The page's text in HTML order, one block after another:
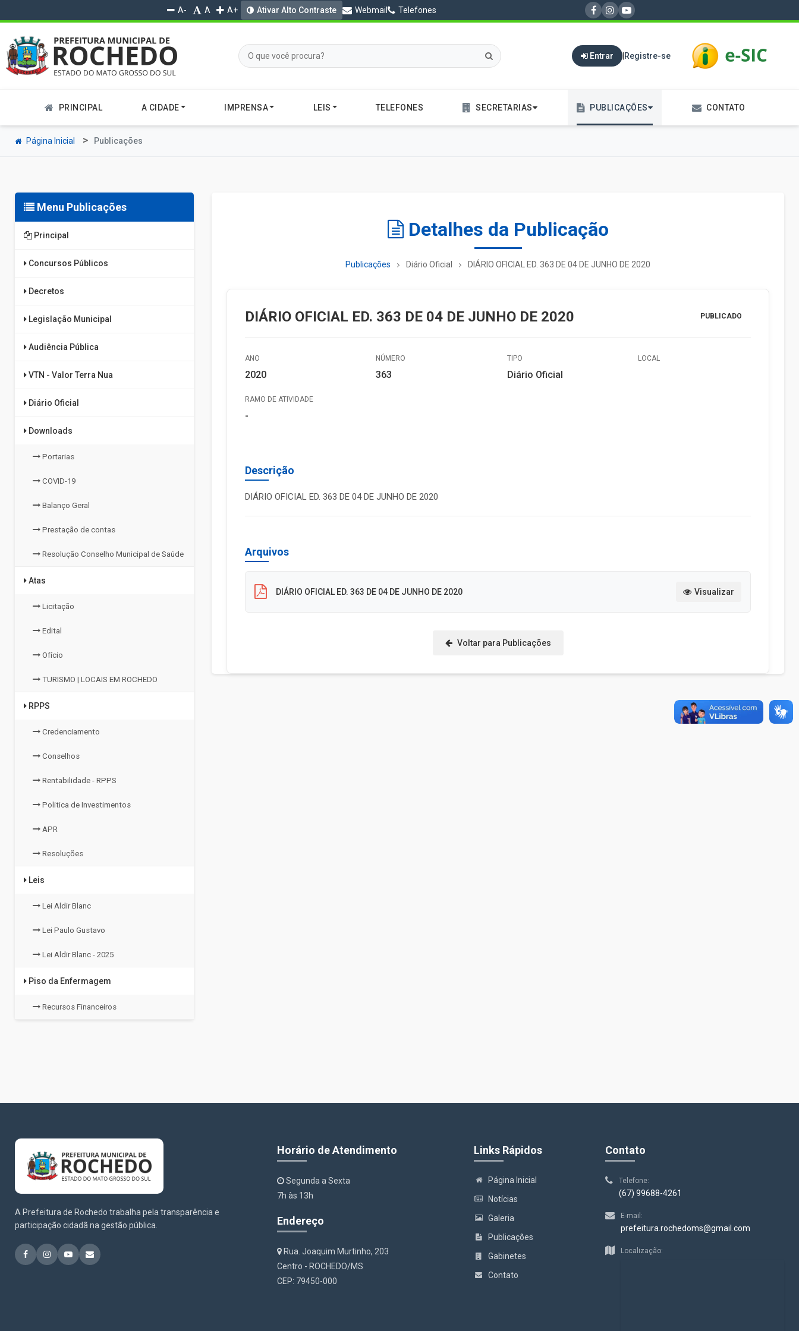
A- A A+ Ativar Alto Contraste Webmail Telefones
Entrar | Registre-se
PRINCIPAL A CIDADE IMPRENSA LEIS TELEFONES SECRETARIAS PUBLICAÇÕES CONTATO
Página Inicial Publicações
Menu Publicações
Principal
Concursos Públicos
Decretos
Legislação Municipal
Audiência Pública
VTN - Valor Terra Nua
Diário Oficial
Downloads
Portarias
COVID-19
Balanço Geral
Prestação de contas
Resolução Conselho Municipal de Saúde
Atas
Licitação
Edital
Ofício
TURISMO | LOCAIS EM ROCHEDO
RPPS
Credenciamento
Conselhos
Rentabilidade - RPPS
Politica de Investimentos
APR
Resoluções
Leis
Lei Aldir Blanc
Lei Paulo Gustavo
Lei Aldir Blanc - 2025
Piso da Enfermagem
Recursos Financeiros
Detalhes da Publicação
Publicações Diário Oficial DIÁRIO OFICIAL ED. 363 DE 04 DE JUNHO DE 2020
DIÁRIO OFICIAL ED. 363 DE 04 DE JUNHO DE 2020 PUBLICADO
ANO
2020
NÚMERO
363
TIPO
Diário Oficial
LOCAL
RAMO DE ATIVIDADE
-
Descrição
DIÁRIO OFICIAL ED. 363 DE 04 DE JUNHO DE 2020
Arquivos
DIÁRIO OFICIAL ED. 363 DE 04 DE JUNHO DE 2020 Visualizar
Voltar para Publicações
A Prefeitura de Rochedo trabalha pela transparência e
participação cidadã na gestão pública.
Horário de Atendimento
Segunda a Sexta
7h às 13h
Endereço
Rua. Joaquim Murtinho, 203
Centro - ROCHEDO/MS
CEP: 79450-000
Links Rápidos
Página Inicial
Notícias
Galeria
Publicações
Gabinetes
Contato
Contato
Telefone:
(67) 99688-4261
E-mail:
prefeitura.rochedoms@gmail.com
Localização: